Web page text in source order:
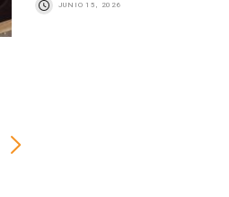
JUNIO 15, 2026